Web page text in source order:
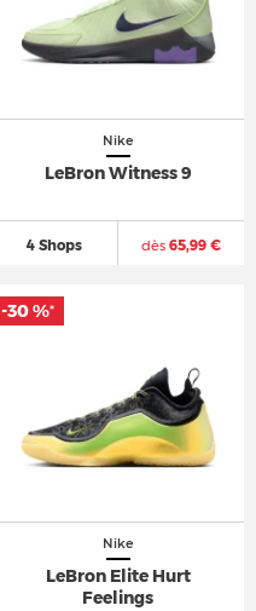
Nike
LeBron Witness 9
4 Shops dès65,99 €
Nike
LeBron Elite Hurt
Feelings
-30 %*